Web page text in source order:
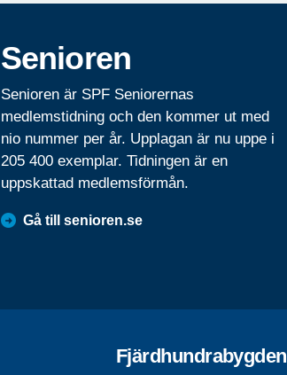
Senioren
Senioren är SPF Seniorernas
medlemstidning och den kommer ut med
nio nummer per år. Upplagan är nu uppe i
205 400 exemplar. Tidningen är en
uppskattad medlemsförmån.
Gå till senioren.se
Fjärdhundrabygden